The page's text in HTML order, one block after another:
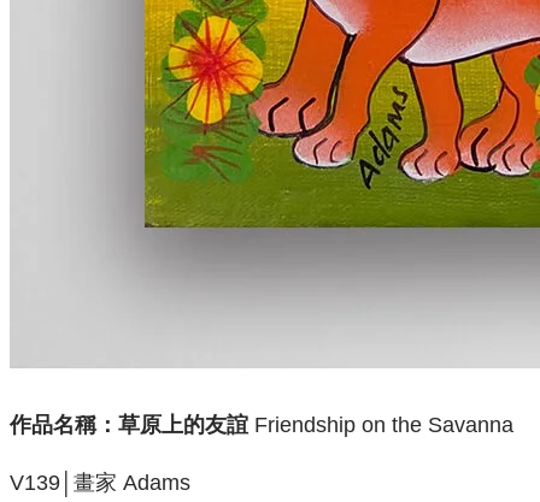
作品名稱：草原上的友誼 Friendship on the Savanna
V139│畫家 Adams